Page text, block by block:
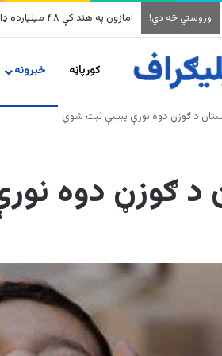
وروستي څه دي! په وینزویلا کې زورورو زلزلو
کورپاڼه خبرونه
د ګوزڼ دوه نورې پېښې ثبت شوي
د ګوزڼ دوه